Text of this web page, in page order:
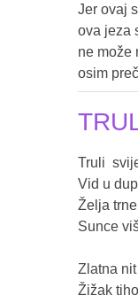
Jer ovaj
ova jeza
ne može
osim
Truli
Vid u
Želja
Sunce
Zlatna
Žižak